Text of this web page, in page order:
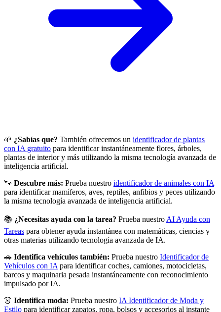
🌱 ¿Sabías que? También ofrecemos un identificador de plantas
con IA gratuito para identificar instantáneamente flores, árboles,
plantas de interior y más utilizando la misma tecnología avanzada de
inteligencia artificial.
🐾 Descubre más: Prueba nuestro identificador de animales con IA
para identificar mamíferos, aves, reptiles, anfibios y peces utilizando
la misma tecnología avanzada de inteligencia artificial.
📚 ¿Necesitas ayuda con la tarea? Prueba nuestro AI Ayuda con
Tareas para obtener ayuda instantánea con matemáticas, ciencias y
otras materias utilizando tecnología avanzada de IA.
🚗 Identifica vehículos también: Prueba nuestro Identificador de
Vehículos con IA para identificar coches, camiones, motocicletas,
barcos y maquinaria pesada instantáneamente con reconocimiento
impulsado por IA.
👗 Identifica moda: Prueba nuestro IA Identificador de Moda y
Estilo para identificar zapatos, ropa, bolsos y accesorios al instante